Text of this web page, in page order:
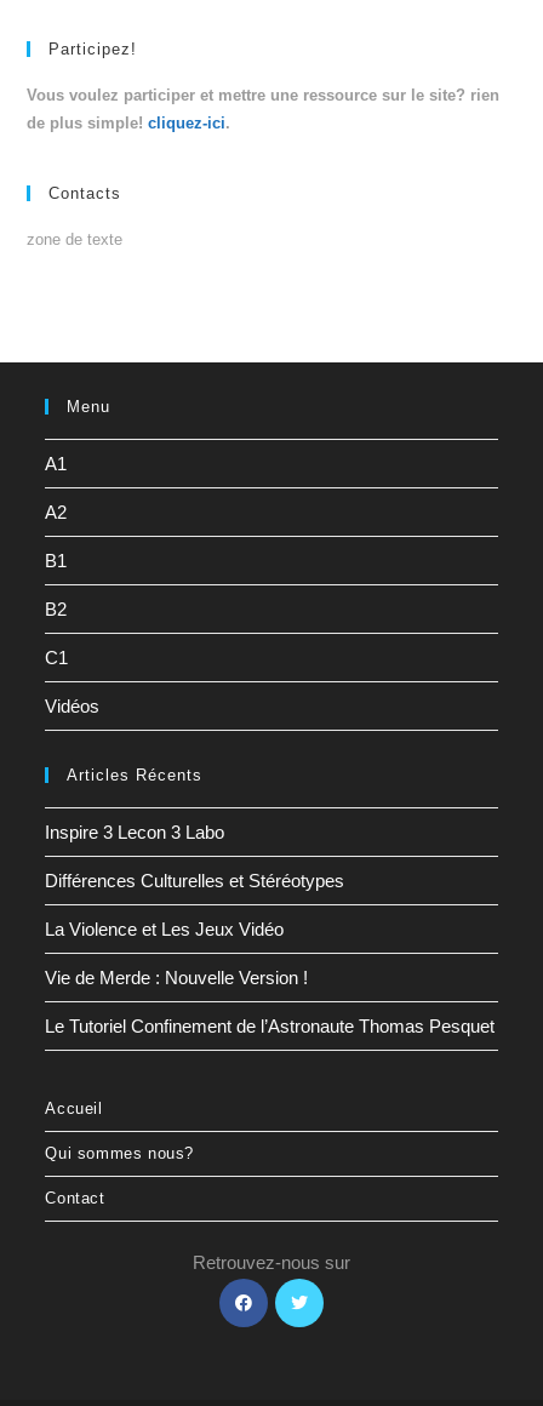
Participez!
Vous voulez participer et mettre une ressource sur le site? rien
de plus simple!cliquez-ici.
Contacts
zone de texte
Menu
A1
A2
B1
B2
C1
Vidéos
Articles Récents
Inspire 3 Lecon 3 Labo
Différences Culturelles et Stéréotypes
La Violence et Les Jeux Vidéo
Vie de Merde : Nouvelle Version !
Le Tutoriel Confinement de l’Astronaute Thomas Pesquet
Accueil
Qui sommes nous?
Contact
Retrouvez-nous sur
S’ouvre
dans
S’ouvre